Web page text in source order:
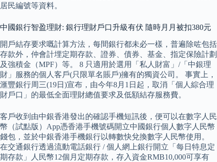
居民編號等資料。
中國銀行智盈理財: 銀行理財戶口升級有伏 隨時月月被扣380元
開戶結存要求嘅計算方法，每間銀行都未必一樣，普遍除咗包括
存款外，仲會計埋定期存款、證券、債券、基金、指定保險計劃
及強積金（MPF）等。 8 只適用於選用「私人財富」/「中銀理
財」服務的個人客戶(只限單名賬戶)擁有的獨資公司。 事實上，
滙豐銀行周三(19日)宣布，由今年8月1日起，取消「個人綜合理
財戶口」的最低全面理財總值要求及低額結存服務費。
客戶收到由中銀香港發出的確認手機短訊後，便可以在數字人民
幣（試點版）App憑香港手機號碼開立中國銀行個人數字人民幣
錢包，並於中銀香港手機銀行以轉數快兌換數字人民幣使用。
在交通銀行透過流動電話銀行 / 個人網上銀行開立「每日特息定
期存款」人民幣12個月定期存款，存入資金RMB10,000可享有